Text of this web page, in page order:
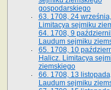
gospodarskiego
63. 1708, 24
Limitacya sejmiku
64. 1708, 9
Laudum sejmiku
65­. 1708, 10
Halicz. Limitacya
ziemskiego
66. 1708, 13
Laudum sejmiku